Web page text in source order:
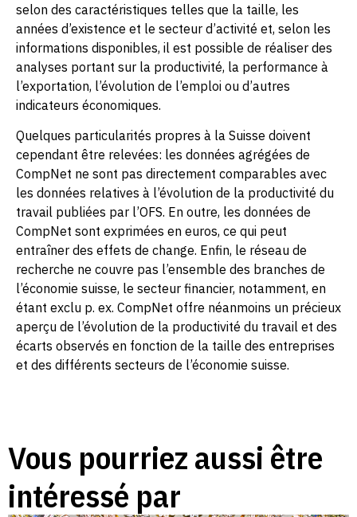
selon des caractéristiques telles que la taille, les
années d’existence et le secteur d’activité et, selon les
informations disponibles, il est possible de réaliser des
analyses portant sur la productivité, la performance à
l’exportation, l’évolution de l’emploi ou d’autres
indicateurs économiques.
Quelques particularités propres à la Suisse doivent
cependant être relevées: les données agrégées de
CompNet ne sont pas directement comparables avec
les données relatives à l’évolution de la productivité du
travail publiées par l’OFS. En outre, les données de
CompNet sont exprimées en euros, ce qui peut
entraîner des effets de change. Enfin, le réseau de
recherche ne couvre pas l’ensemble des branches de
l’économie suisse, le secteur financier, notamment, en
étant exclu p. ex. CompNet offre néanmoins un précieux
aperçu de l’évolution de la productivité du travail et des
écarts observés en fonction de la taille des entreprises
et des différents secteurs de l’économie suisse.
Vous pourriez aussi être
intéressé par